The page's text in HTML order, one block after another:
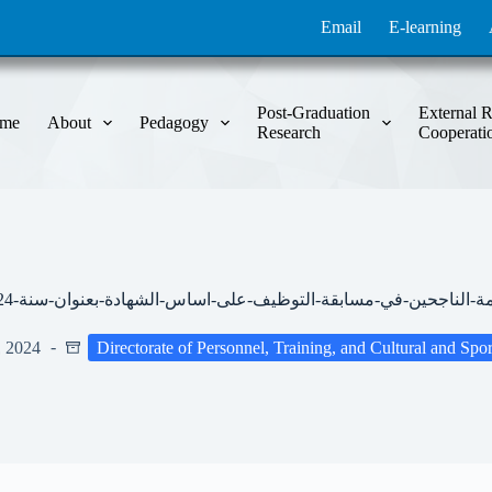
Email E-learning
About Pedagogy
Post-Graduation
Research
External
الناجحين-في-مسابقة-التوظيف-على-اساس-الشهادة-بعنوان-سنة-2024
2024 Directorate of Personnel, Training, and Cultural and